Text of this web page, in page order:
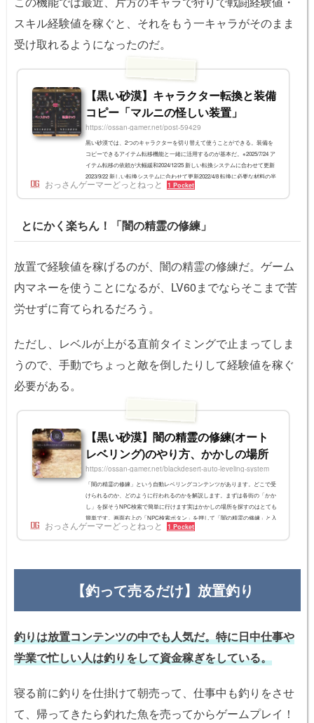
スキル経験値を稼ぐと、それをもう一キャラがそのまま
受け取れるようになったのだ。
【黒い砂漠】キャラクター転換と装備
コピー「マルニの怪しい装置」
https://ossan-gamer.net/post-59429
黒い砂漠では、2つのキャラクターを切り替えて使うことができる。装備を
コピーできるアイテム転移機能と一緒に活用するのが基本だ。※2025/7/24 ア
イテム転移の依頼が大幅緩和2024/12/25 新しい転換システムに合わせて更新
2023/9/22 新しい転換システムに合わせて更新2022/4/8 転換に必要な材料の半
減について追記2021/3/24 PvPなどの注意点を修正2021/3/23 全体的に書き直
し12/9 アップデートの変更を適用2020/9/18 9/17アプデの変更を適用キャラ
換設定)、キャ...
おっさんゲーマーどっとねっと 1 Pocket
とにかく楽ちん！「闇の精霊の修練」
放置で経験値を稼げるのが、闇の精霊の修練だ。ゲーム
内マネーを使うことになるが、LV60までならそこまで苦
労せずに育てられるだろう。
ただし、レベルが上がる直前タイミングで止まってしま
うので、手動でちょっと敵を倒したりして経験値を稼ぐ
必要がある。
【黒い砂漠】闇の精霊の修練(オート
レベリング)のやり方、かかしの場所
https://ossan-gamer.net/blackdesert-auto-leveling-system
「闇の精霊の修練」という自動レベリングコンテンツがあります。どこで受
けられるのか、どのように行われるのかを解説します。まずは各街の「かか
し」を探そうNPC検索で簡単に行けます実はかかしの場所を探すのはとても
簡単です。画面右上の「NPC検索ボタン」を押して「闇の精霊の修練」と入
力して検索ボタンを押すと、各地の闇の精霊の修練NPCが表示されます。後
はそこを押して行くだけです。ベリア：32体スキル教官「タクロス」の奥
おっさんゲーマーどっとねっと 1 Pocket
【釣って売るだけ】放置釣り
釣りは放置コンテンツの中でも人気だ。特に日中仕事や
学業で忙しい人は釣りをして資金稼ぎをしている。
寝る前に釣りを仕掛けて朝売って、仕事中も釣りをさせ
て、帰ってきたら釣れた魚を売ってからゲームプレイ！